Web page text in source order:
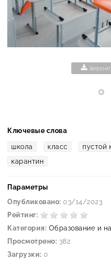
Ключевые слова
школа класс пустой
карантин
Параметры
Опубликовано: 03/14/2023
Рейтинг:
Категория: Образование и
Просмотрено: 382
Загрузки: 0